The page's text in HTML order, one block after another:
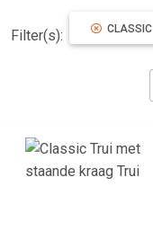
Filter(s): CLASSIC